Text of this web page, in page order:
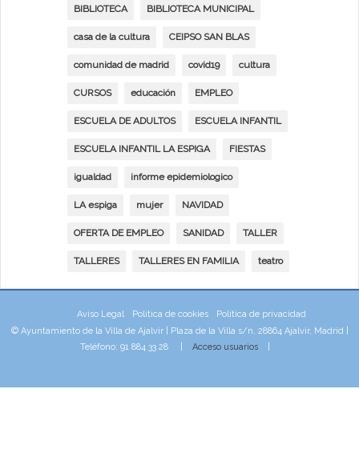
BIBLIOTECA BIBLIOTECA MUNICIPAL
casa de la cultura CEIPSO SAN BLAS
comunidad de madrid covid19 cultura
CURSOS educación EMPLEO
ESCUELA DE ADULTOS ESCUELA INFANTIL
ESCUELA INFANTIL LA ESPIGA FIESTAS
igualdad informe epidemiologico
LA espiga mujer NAVIDAD
OFERTA DE EMPLEO SANIDAD TALLER
TALLERES TALLERES EN FAMILIA teatro
Aviso Legal Política de cookies
Política de privacidad
© Ayuntamiento de la Villa de Ajalvir | Plaza de la Villa s/n, 28864 Ajalvir, Madrid |
Teléfono: 91 884 33 28 | Acceso usuarios|